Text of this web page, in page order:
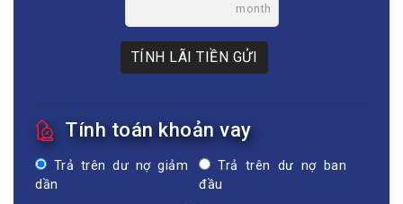
month
TÍNH LÃI TIỀN GỬI
Tính toán khoản vay
Trả trên dư nợ giảm
dần
Trả trên dư nợ ban
đầu